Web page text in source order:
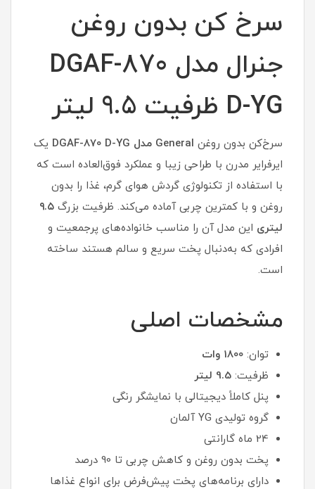
سرخ کن بدون روغن
جنرال مدل DGAF-870
D-YG ظرفیت 9.5 لیتر
سرخ‌کن بدون روغن General مدل DGAF-870 D-YG
یک
ایرفرایر مدرن با طراحی زیبا و عملکرد فوق‌العاده است که
با استفاده از تکنولوژی گردش هوای گرم، غذا را بدون
روغن و با کمترین چربی آماده می‌کند. ظرفیت بزرگ ۹.۵
لیتری این مدل آن را مناسب خانواده‌های پرجمعیت و
افرادی که به‌دنبال پخت سریع و سالم هستند ساخته
است.
مشخصات اصلی
توان: 1800 وات
ظرفیت: 9.5 لیتر
پنل کاملاً دیجیتالی با نمایشگر رنگی
گروه تولیدی YG آلمان
24 ماه گارانتی
پخت بدون روغن و کاهش چربی تا 90 درصد
دارای برنامه‌های پخت پیش‌فرض برای انواع غذاها